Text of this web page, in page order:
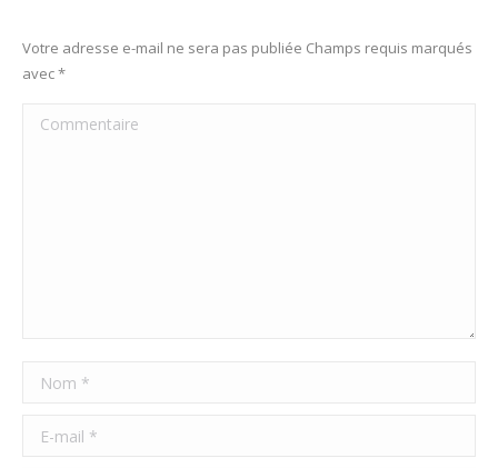
Votre adresse e-mail ne sera pas publiée Champs requis marqués
avec*
Commentaire
Nom *
E-mail *